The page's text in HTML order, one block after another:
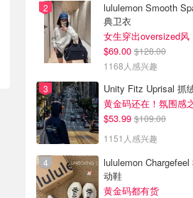
lululemon Smooth
典卫衣
女生穿出oversized风
$69.00 $128.00
1168人感兴趣
Unity Fitz Uprisal 抓
黄金码还在！氛围感
$53.99 $109.00
1151人感兴趣
lululemon
动鞋
黄金码都有货